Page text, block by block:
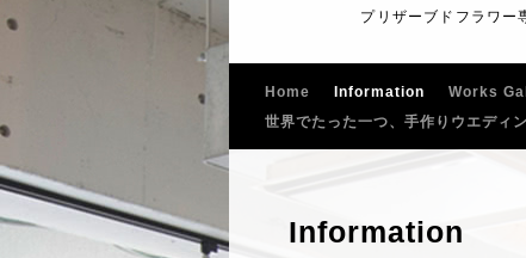
プリザーブドフラワー
Home Information Works
世界でたった一つ、手作りウエディ
Information